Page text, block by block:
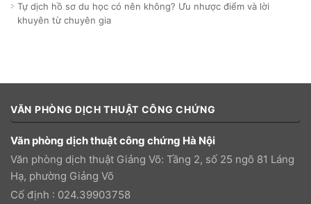
Tự dịch hồ sơ du học có nên không? Ưu nhược điểm và lời
khuyên từ chuyên gia
VĂN PHÒNG DỊCH THUẬT CÔNG CHỨNG
Văn phòng dịch thuật công chứng Hà Nội
Văn phòng dịch thuật Giảng Võ: Tầng 2, số 25 ngõ 81 Láng
Hạ, phường Giảng Võ
Cố định : 024.39903758